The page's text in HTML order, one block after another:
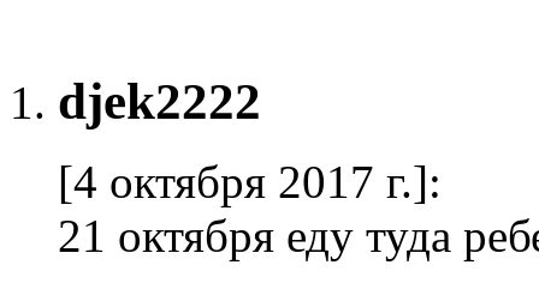
djek2222
[4 октября 2017 г.]:
21 октября еду туда